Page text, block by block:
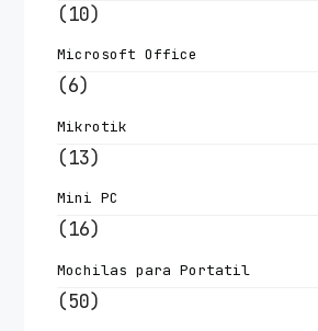
(10)
Microsoft Office
(6)
Mikrotik
(13)
Mini PC
(16)
Mochilas para Portatil
(50)